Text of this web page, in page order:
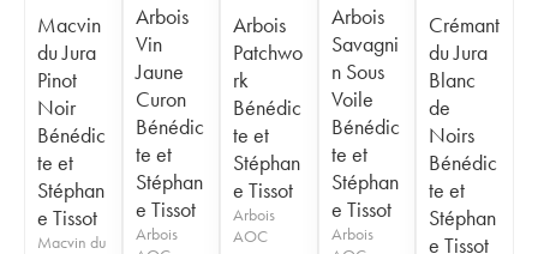
Macvin
du Jura
Pinot
Noir
Bénédic
te et
Stéphan
e Tissot
Macvin du
Arbois
Vin
Jaune
Curon
Bénédic
te et
Stéphan
e Tissot
Arbois
Arbois
Patchwo
rk
Bénédic
te et
Stéphan
e Tissot
Arbois
AOC
Arbois
Savagni
n Sous
Voile
Bénédic
te et
Stéphan
e Tissot
Arbois
Crémant
du Jura
Blanc
de
Noirs
Bénédic
te et
Stéphan
e Tissot